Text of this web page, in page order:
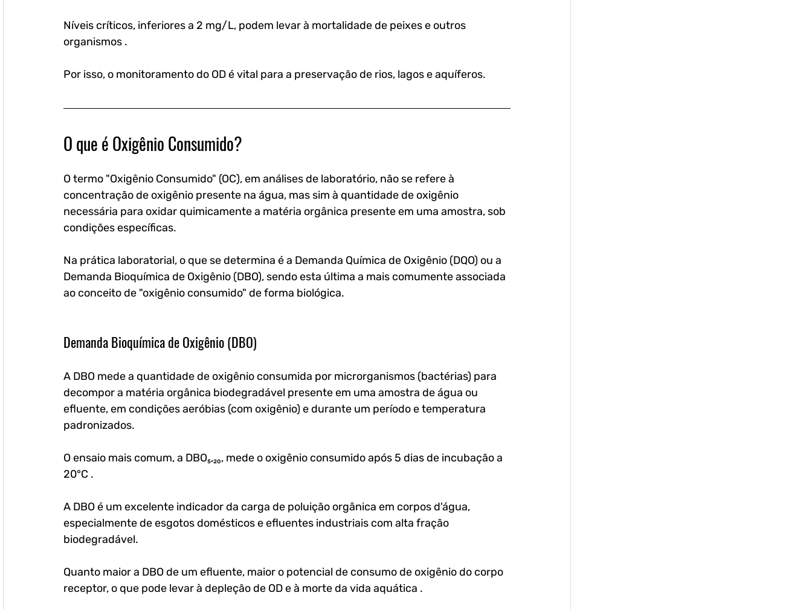
Níveis críticos, inferiores a 2 mg/L, podem levar à mortalidade de peixes e outros
organismos .
Por isso, o monitoramento do OD é vital para a preservação de rios, lagos e aquíferos.
O que é Oxigênio Consumido?
O termo "Oxigênio Consumido" (OC), em análises de laboratório, não se refere à
concentração de oxigênio presente na água, mas sim à quantidade de oxigênio
necessária para oxidar quimicamente a matéria orgânica presente em uma amostra, sob
condições específicas.
Na prática laboratorial, o que se determina é a Demanda Química de Oxigênio (DQO) ou a
Demanda Bioquímica de Oxigênio (DBO), sendo esta última a mais comumente associada
ao conceito de "oxigênio consumido" de forma biológica.
Demanda Bioquímica de Oxigênio (DBO)
A DBO mede a quantidade de oxigênio consumida por microrganismos (bactérias) para
decompor a matéria orgânica biodegradável presente em uma amostra de água ou
efluente, em condições aeróbias (com oxigênio) e durante um período e temperatura
padronizados.
O ensaio mais comum, a DBO₅,₂₀, mede o oxigênio consumido após 5 dias de incubação a
20°C .
A DBO é um excelente indicador da carga de poluição orgânica em corpos d'água,
especialmente de esgotos domésticos e efluentes industriais com alta fração
biodegradável.
Quanto maior a DBO de um efluente, maior o potencial de consumo de oxigênio do corpo
receptor, o que pode levar à depleção de OD e à morte da vida aquática .